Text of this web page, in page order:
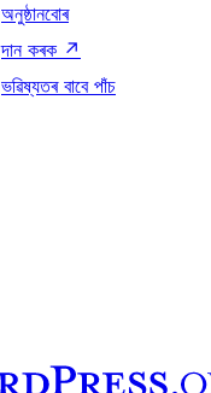
অনুষ্ঠানবোৰ
দান কৰক ↗
ভৱিষ্যতৰ বাবে পাঁচ